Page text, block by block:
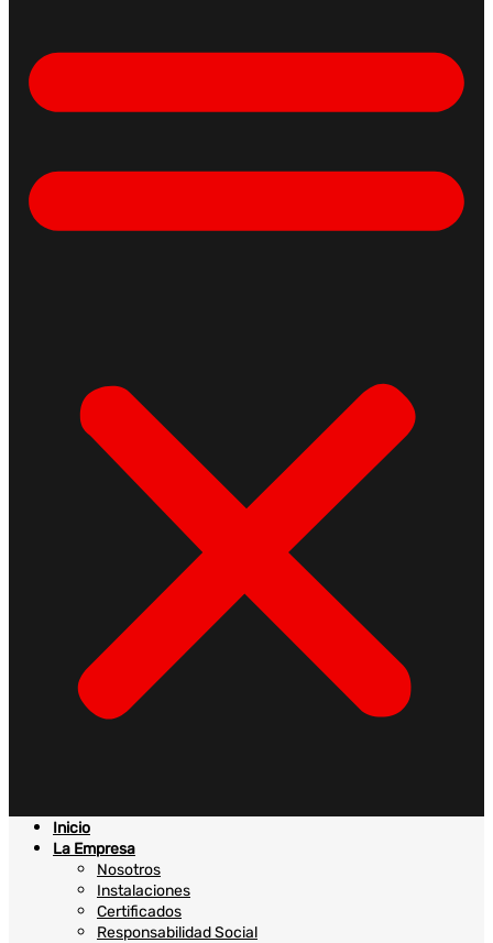
Inicio
La Empresa
Nosotros
Instalaciones
Certificados
Responsabilidad Social